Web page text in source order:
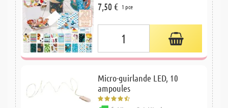
7,50 € 1 pce
Micro-guirlande LED, 10
ampoules